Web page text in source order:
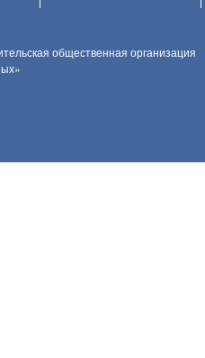
общественная организация